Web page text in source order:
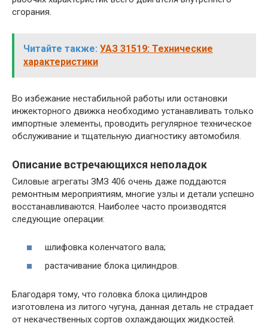
сгорания.
Читайте также: УАЗ 31519: Технические
характеристики
Во избежание нестабильной работы или остановки
инжекторного движка необходимо устанавливать только
импортные элементы, проводить регулярное техническое
обслуживание и тщательную диагностику автомобиля.
Описание встречающихся неполадок
Силовые агрегаты ЗМЗ 406 очень даже поддаются
ремонтным мероприятиям, многие узлы и детали успешно
восстанавливаются. Наиболее часто производятся
следующие операции:
шлифовка коленчатого вала;
растачивание блока цилиндров.
Благодаря тому, что головка блока цилиндров
изготовлена из литого чугуна, данная деталь не страдает
от некачественных сортов охлаждающих жидкостей.